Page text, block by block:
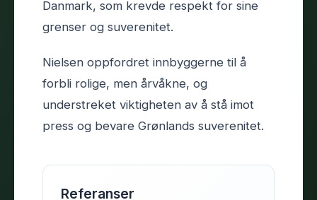
Danmark, som krevde respekt for sine
grenser og suverenitet.
Nielsen oppfordret innbyggerne til å
forbli rolige, men årvåkne, og
understreket viktigheten av å stå imot
press og bevare Grønlands suverenitet.
Referanser